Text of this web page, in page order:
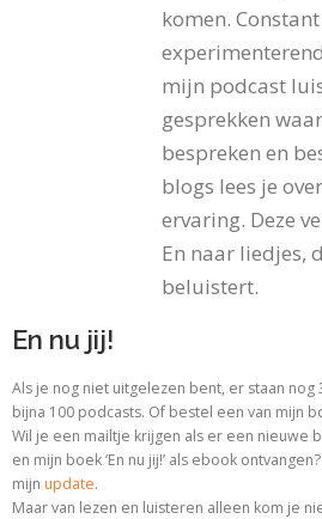
komen.
mijn podcast
gesprekken
bespreken en
blogs lees je
ervaring. Deze
En naar liedjes,
beluistert.
En nu jij!
Als je nog niet uitgelezen bent, er staan nog
bijna 100 podcasts. Of bestel een van mijn
Wil je een mailtje krijgen als er een nieuwe
en mijn boek ‘En nu jij!’ als ebook
mijn update.
Maar van lezen en luisteren alleen kom je